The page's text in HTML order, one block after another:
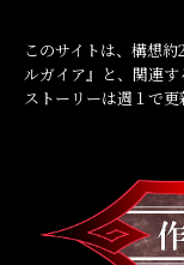
このサイトは、構想
ルガイア』と、関連
ストーリーは週１で